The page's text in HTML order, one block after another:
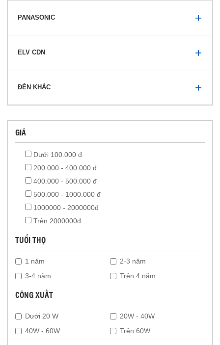
PANASONIC
ELV CDN
ĐÈN KHÁC
GIÁ
Dưới 100.000 đ
200.000 - 400.000 đ
400.000 - 500.000 đ
500.000 - 1000.000 đ
1000000 - 2000000đ
Trên 2000000đ
TUỔI THỌ
1 năm
2-3 năm
3-4 năm
Trên 4 năm
CÔNG XUẤT
Dưới 20 W
20W - 40W
40W - 60W
Trên 60W